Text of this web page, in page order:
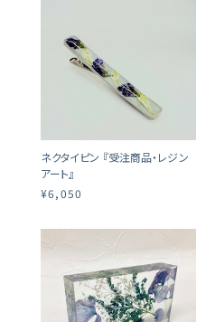
ネクタイピン 『受注商品・レジン
アート』
¥6,050